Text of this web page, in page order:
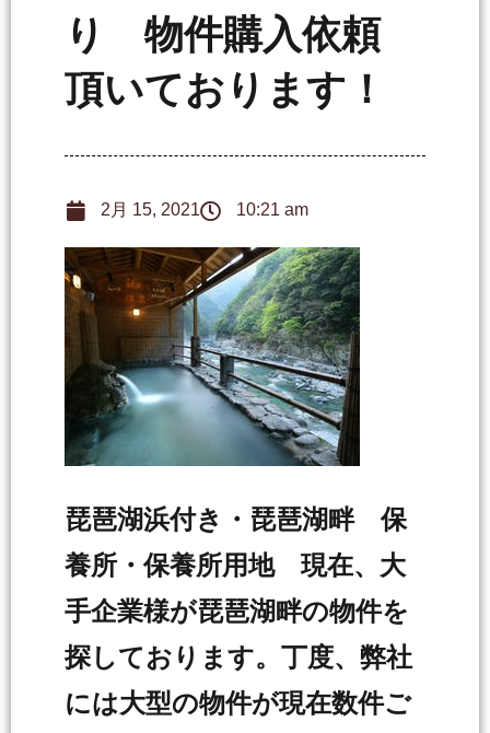
り 物件購入依頼
頂いております！
2月 15, 2021 10:21 am
琵琶湖浜付き・琵琶湖畔 保
養所・保養所用地 現在、大
手企業様が琵琶湖畔の物件を
探しております。丁度、弊社
には大型の物件が現在数件ご